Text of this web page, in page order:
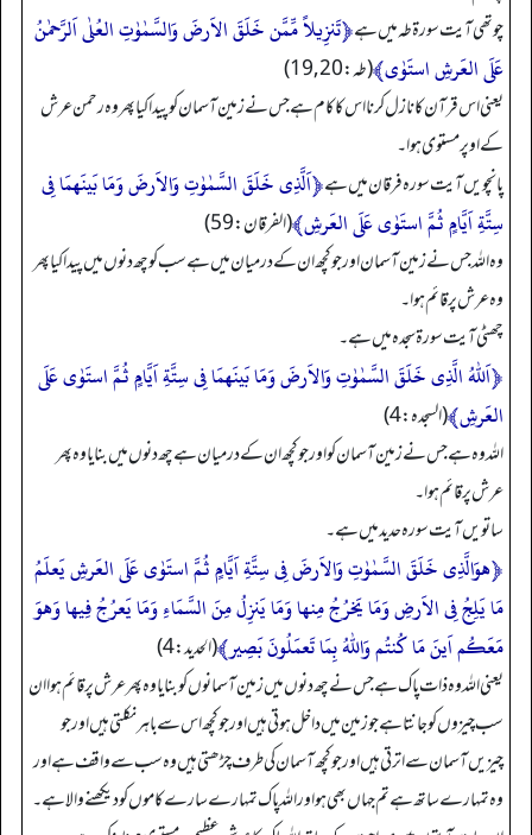
چوتھی آیت سورۃ طہ میں ہے﴿تَنزِیلاً مِّمَّن خَلَقَ الاَرضَ وَالسَّمٰوٰتِ العُلٰی اَلرَّحمٰنُ
عَلَی العَرشِ استَوٰی﴾(طہ: 19,20)
یعنی اس قرآن کا نازل کرنا اس کا کام ہے جس نے زمین آسمان کو پیدا کیا پھر وہ رحمن عرش
کے اوپر مستوی ہوا۔
پانچویں آیت سورہ فرقان میں ہے﴿اَلَّذِی خَلَقَ السَّمٰوٰتِ وَالاَرضَ وَمَا بَینَھُمَا فِی
سِتَّةِ اَیَّامٍ ثُمَّ استَوٰی عَلَی العَرشِ﴾(الفرقان: 59)
وہ اللہ جس نے زمین آسمان اور جو کچھ ان کے درمیان میں ہے سب کو چھ دنوں میں پیدا کیا پھر
وہ عرش پر قائم ہوا۔
چھٹی آیت سورۃ سجدہ میں ہے۔
﴿اَللّٰہُ الَّذِی خَلَقَ السَّمٰوٰتِ وَالاَرضَ وَمَا بَینَھُمَا فِی سِتَّةِ اَیَّامٍ ثُمَّ استَوٰی عَلَی
العَرشِ﴾(السجدہ: 4)
اللہ وہ ہے جس نے زمین آسمان کو اور جو کچھ ان کے درمیان ہے چھ دنوں میں بنایا وہ پھر
عرش پر قائم ہوا۔
ساتویں آیت سورہ حدید میں ہے۔
﴿ھُوَالَّذِی خَلَقَ السَّمٰوٰتِ وَالاَرضَ فِی سِتَّةِ اَیَّامٍ ثُمَّ استَوٰی عَلَی العَرشِ یَعلَمُ
مَا یَلِجُ فِی الاَرضِ وَمَا یَخرُجُ مِنھَا وَمَا یَنزِلُ مِنَ السَّمَاءِ وَمَا یَعرُجُ فِیھَا وَھُوَ
مَعَکُم اَینَ مَا کُنتُم وَاللّٰہُ بِمَا تَعمَلُونَ بَصِیر﴾(الحدید: 4)
یعنی اللہ وہ ذات پاک ہے جس نے چھ دنوں میں زمین آسمانوں کو بنا یا وہ پھر عرش پر قائم ہوا ان
سب چیزوں کو جانتاہے جو زمین میں داخل ہوتی ہیں اور جو کچھ اس سے باہر نکلتی ہیں اور جو
چیزیں آسمان سے اترتی ہیں اور جو کچھ آسمان کی طرف چڑھتی ہیں وہ سب سے واقف ہے اور
وہ تمہارے ساتھ ہے تم جہاں بھی ہو اور اللہ پاک تمہارے سارے کاموں کو دیکھنے والا ہے۔